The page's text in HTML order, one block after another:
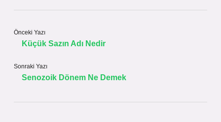
Önceki Yazı
Küçük Sazın Adı Nedir
Sonraki Yazı
Senozoik Dönem Ne Demek